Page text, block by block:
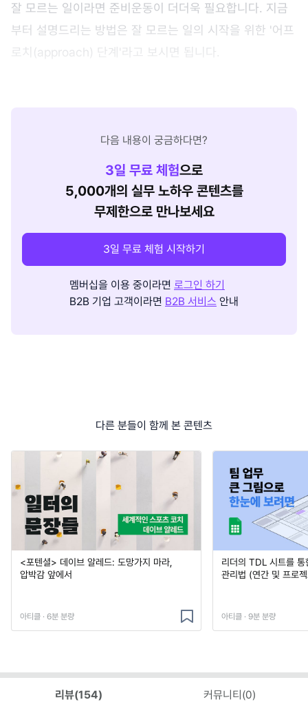
잘 모르는 일이라면 준비운동이 더더욱 필요합니다. 지금
부터 설명드리는 방법은 잘 모르는 일의 시작을 위한 '어프
로치(approach) 단계'라고 보시면 됩니다.
다음 내용이 궁금하다면?
3일 무료 체험으로
5,000개의 실무 노하우 콘텐츠를
무제한으로 만나보세요
3일 무료 체험 시작하기
멤버십을 이용 중이라면 로그인 하기
B2B 기업 고객이라면 B2B 서비스 안내
다른 분들이 함께 본 콘텐츠
<포텐셜> 데이브 알레드: 도망가지 마라,
압박감 앞에서
아티클 · 6분 분량
리더의 TDL 시트를
관리법 (연간 및 프로
아티클 · 9분 분량
리뷰(154) 커뮤니티(0)